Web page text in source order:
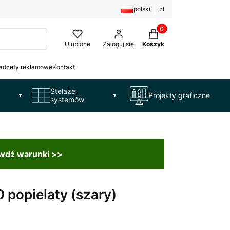
polski zł
Ulubione Zaloguj się
Produkty w koszyku:
Koszyk
reklamoweKontakt
▼
Stelaże
systemów
▼ Projekty graficzne
warunki >>
popielaty (szary)